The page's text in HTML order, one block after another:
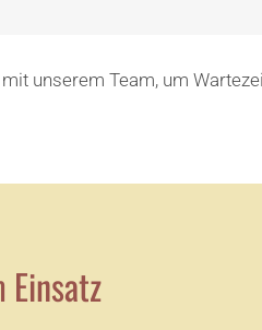
unserem Team, um